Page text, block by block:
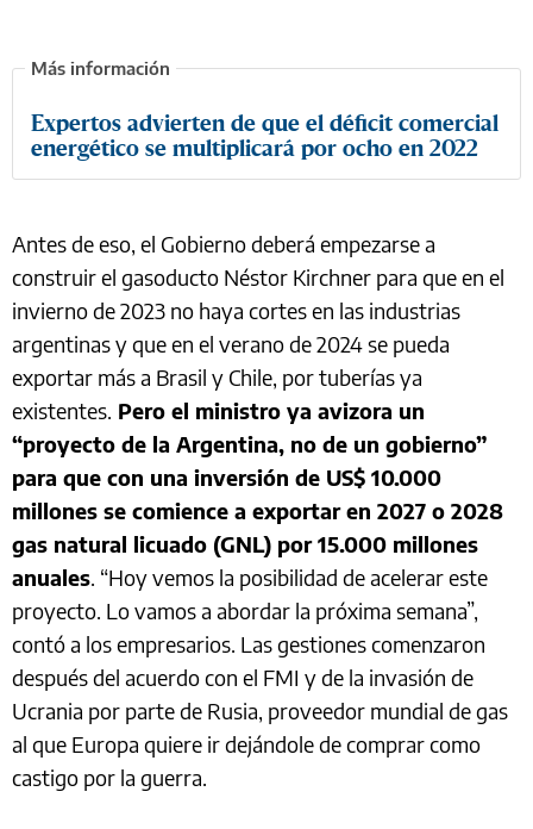
Expertos advierten de que el déficit comercial
energético se multiplicará por ocho en 2022
Antes de eso, el Gobierno deberá empezarse a
construir el gasoducto Néstor Kirchner para que en el
invierno de 2023 no haya cortes en las industrias
argentinas y que en el verano de 2024 se pueda
exportar más a Brasil y Chile, por tuberías ya
existentes. Pero el ministro ya avizora un
“proyecto de la Argentina, no de un gobierno”
para que con una inversión de US$ 10.000
millones se comience a exportar en 2027 o 2028
gas natural licuado (GNL) por 15.000 millones
anuales. “Hoy vemos la posibilidad de acelerar este
proyecto. Lo vamos a abordar la próxima semana”,
contó a los empresarios. Las gestiones comenzaron
después del acuerdo con el FMI y de la invasión de
Ucrania por parte de Rusia, proveedor mundial de gas
al que Europa quiere ir dejándole de comprar como
castigo por la guerra.